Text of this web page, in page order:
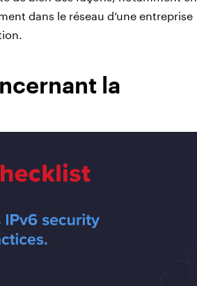
dans le réseau d’une entreprise
la